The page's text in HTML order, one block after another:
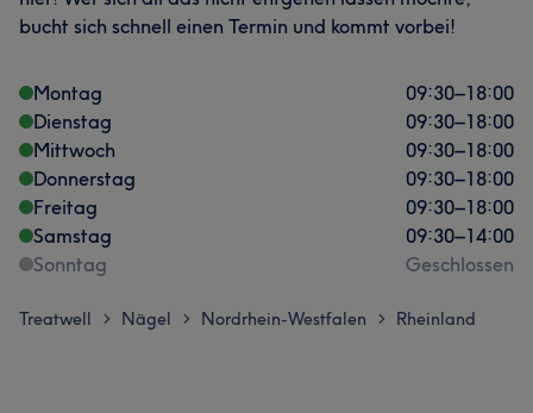
bucht sich schnell einen Termin und kommt vorbei!
Montag 09:30–18:00
Dienstag
09:30–18:00
Mittwoch
09:30–18:00
Donnerstag
09:30–18:00
Freitag
09:30–18:00
Samstag
09:30–14:00
Sonntag
Geschlossen
Treatwell > Nägel > Nordrhein-Westfalen > Rheinland